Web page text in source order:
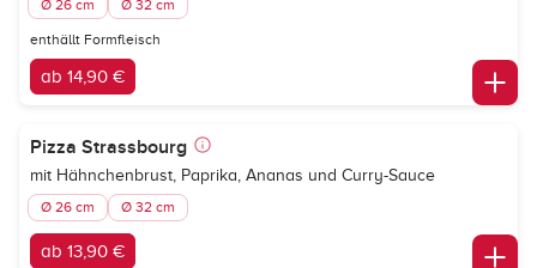
Ø 26 cm Ø 32 cm
enthällt Formfleisch
ab 14,90 €
Pizza Strassbourg
mit Hähnchenbrust, Paprika, Ananas und Curry-Sauce
Ø 26 cm Ø 32 cm
ab 13,90 €